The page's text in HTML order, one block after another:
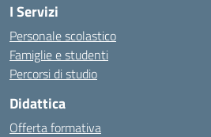
I Servizi
Personale scolastico
Famiglie e studenti
Percorsi di studio
Didattica
Offerta formativa